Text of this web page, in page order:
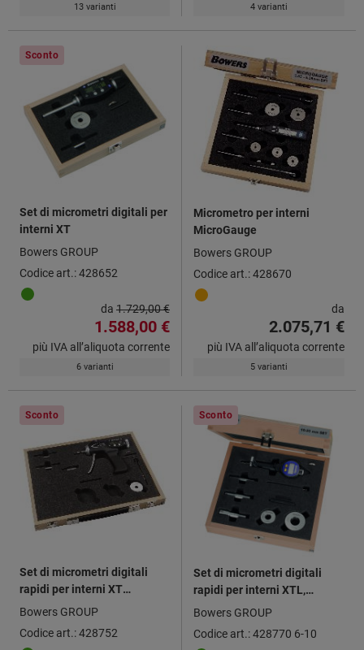
13 varianti 4 varianti
Sconto
Set di micrometri digitali per
interni XT
Bowers GROUP
Codice art.: 428652
da 1.729,00 €
1.588,00 €
più IVA all’aliquota corrente
6 varianti
Micrometro per interni
MicroGauge
Bowers GROUP
Codice art.: 428670
da
2.075,71 €
più IVA all’aliquota corrente
5 varianti
Sconto
Set di micrometri digitali
rapidi per interni XT
Holematic con Bluetooth®
Bowers GROUP
Codice art.: 428752
Sconto
Set di micrometri digitali
rapidi per interni XTL,
Intervallo di misurazione: 6-
Bowers GROUP
Codice art.: 428770 6-10